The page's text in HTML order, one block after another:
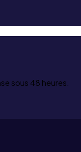
sous 48 heures.